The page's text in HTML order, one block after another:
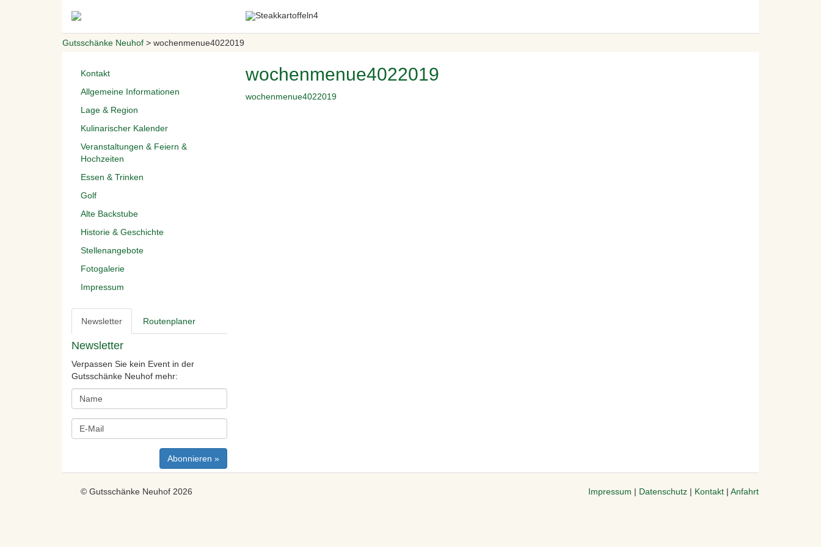
Gutsschänke Neuhof > wochenmenue4022019
wochenmenue4022019
wochenmenue4022019
Kontakt
Allgemeine Informationen
Lage & Region
Kulinarischer Kalender
Veranstaltungen & Feiern &
Hochzeiten
Essen & Trinken
Golf
Alte Backstube
Historie & Geschichte
Stellenangebote
Fotogalerie
Impressum
Newsletter Routenplaner
Newsletter
Verpassen Sie kein Event in der
Gutsschänke Neuhof mehr:
© Gutsschänke Neuhof 2026 Impressum | Datenschutz | Kontakt | Anfahrt